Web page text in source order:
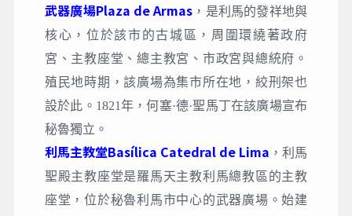
武器廣場Plaza de Armas ， 是利馬的發祥地與
核心，位於該市的古城區，周圍環繞著政府
宮、主教座堂、總主教宮、市政宮與總統府。
殖民地時期，該廣場為集市所在地，絞刑架也
設於此。1821年，何塞·德·聖馬丁在該廣場宣布
秘魯獨立。
利馬主教堂Basílica Catedral de Lima ，利馬
聖殿主教座堂是羅馬天主教利馬總教區的主教
座堂，位於秘魯利馬市中心的武器廣場。始建